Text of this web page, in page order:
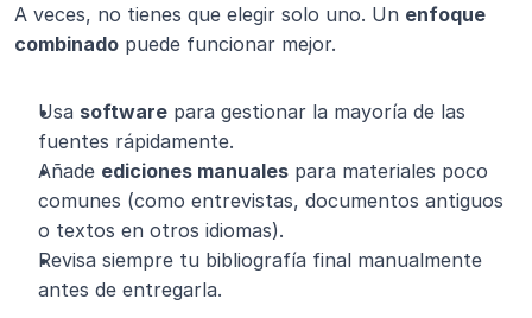
A veces, no tienes que elegir solo uno. Un enfoque
combinado puede funcionar mejor.
Usa software para gestionar la mayoría de las
fuentes rápidamente.
Añade ediciones manuales para materiales poco
comunes (como entrevistas, documentos antiguos
o textos en otros idiomas).
Revisa siempre tu bibliografía final manualmente
antes de entregarla.